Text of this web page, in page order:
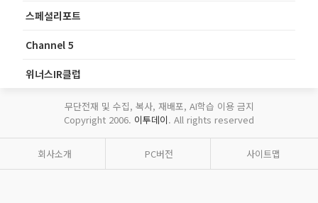
스페셜리포트
Channel 5
위너스IR클럽
무단전재 및 수집, 복사, 재배포, AI학습 이용 금지
Copyright 2006. 이투데이. All rights reserved
회사소개 PC버전 사이트맵